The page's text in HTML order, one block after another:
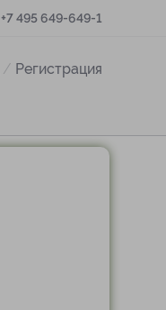
+7 495 649-649-1
/ Регистрация